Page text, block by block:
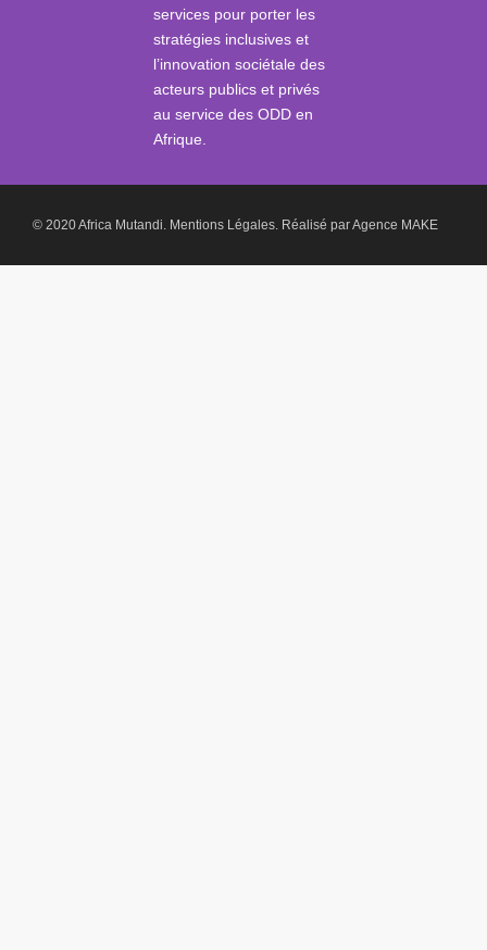
services pour porter les
stratégies inclusives et
l’innovation sociétale des
acteurs publics et privés
au service des ODD en
Afrique.
© 2020 Africa Mutandi. Mentions Légales. Réalisé parAgence MAKE